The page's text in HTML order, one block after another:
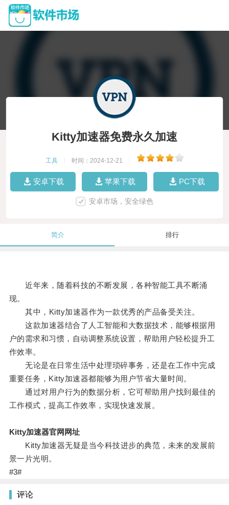
Kitty加速器免费永久加速
工具 时间：2024-12-21
安卓下载 苹果下载 PC下载
安卓市场，安全绿色
简介 排行
近年来，随着科技的不断发展，各种智能工具不断涌
现。
其中，Kitty加速器作为一款优秀的产品备受关注。
这款加速器结合了人工智能和大数据技术，能够根据用
户的需求和习惯，自动调整系统设置，帮助用户轻松提升工
作效率。
无论是在日常生活中处理琐碎事务，还是在工作中完成
重要任务，Kitty加速器都能够为用户节省大量时间。
通过对用户行为的数据分析，它可帮助用户找到最佳的
工作模式，提高工作效率，实现快速发展。
Kitty加速器官网网址
Kitty加速器无疑是当今科技进步的典范，未来的发展前
景一片光明。
#3#
评论